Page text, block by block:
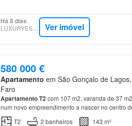
Há 8 dias
LUXURYESTATE Ver imóvel
580 000 €
Apartamento em São Gonçalo de
Faro
ApartamentoT2com 107 m2, varanda de 37
num novo empreendimento a nascer no centro
T2
2 banheiros
143 m²